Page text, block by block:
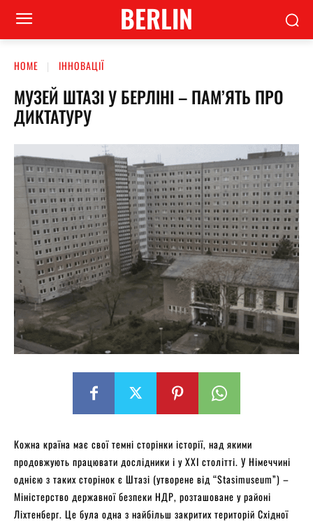
BERLIN
HOME ІННОВАЦІЇ
МУЗЕЙ ШТАЗІ У БЕРЛІНІ – ПАМ’ЯТЬ ПРО
ДИКТАТУРУ
Кожна країна має свої темні сторінки історії, над якими
продовжують працювати дослідники і у XXI столітті. У Німеччині
однією з таких сторінок є Штазі (утворене від “Stasimuseum”) –
Міністерство державної безпеки НДР, розташоване у районі
Ліхтенберг. Це була одна з найбільш закритих територій Східної